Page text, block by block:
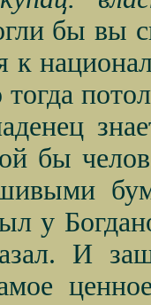
бы вы
к
тогда
бы
у
И